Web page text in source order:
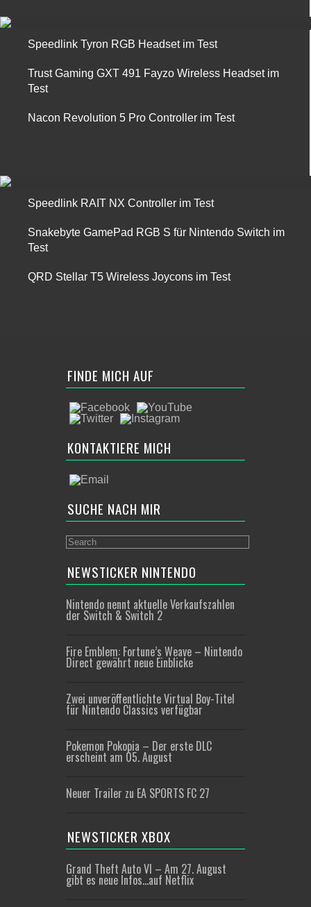
Speedlink Tyron RGB Headset im Test
Trust Gaming GXT 491 Fayzo Wireless Headset im
Test
Nacon Revolution 5 Pro Controller im Test
Speedlink RAIT NX Controller im Test
Snakebyte GamePad RGB S für Nintendo Switch im
Test
QRD Stellar T5 Wireless Joycons im Test
FINDE MICH AUF
KONTAKTIERE MICH
SUCHE NACH MIR
NEWSTICKER NINTENDO
Nintendo nennt aktuelle Verkaufszahlen
der Switch & Switch 2
Fire Emblem: Fortune’s Weave – Nintendo
Direct gewährt neue Einblicke
Zwei unveröffentlichte Virtual Boy-Titel
für Nintendo Classics verfügbar
Pokemon Pokopia – Der erste DLC
erscheint am 05. August
Neuer Trailer zu EA SPORTS FC 27
NEWSTICKER XBOX
Grand Theft Auto VI – Am 27. August
gibt es neue Infos…auf Netflix